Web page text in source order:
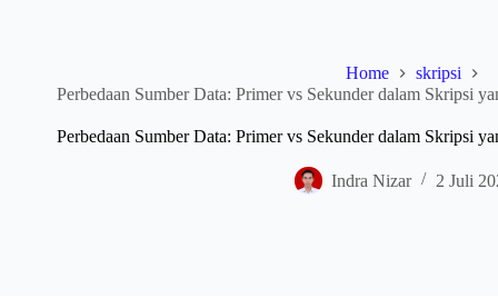
Home
skripsi
Perbedaan Sumber Data: Primer vs Sekunder dalam Skripsi
Perbedaan Sumber Data: Primer vs Sekunder dalam Skripsi
Indra Nizar 2 Juli